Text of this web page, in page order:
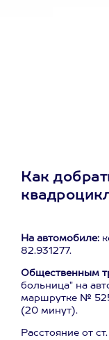
Как
На автомобиле:
82.931277.
Общественным
больница" на
маршрутке №
(20 минут).
Расстояние от